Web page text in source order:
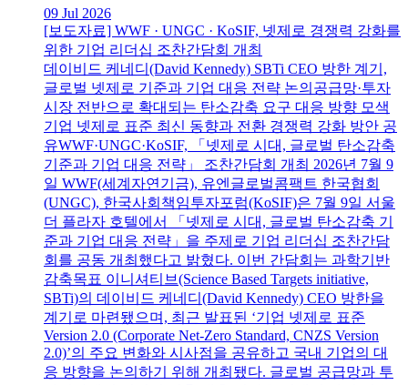
09 Jul 2026
[보도자료] WWF · UNGC · KoSIF, 넷제로 경쟁력 강화를
위한 기업 리더십 조찬간담회 개최
데이비드 케네디(David Kennedy) SBTi CEO 방한 계기,
글로벌 넷제로 기준과 기업 대응 전략 논의공급망·투자
시장 전반으로 확대되는 탄소감축 요구 대응 방향 모색
기업 넷제로 표준 최신 동향과 전환 경쟁력 강화 방안 공
유WWF·UNGC·KoSIF, 「넷제로 시대, 글로벌 탄소감축
기준과 기업 대응 전략」 조찬간담회 개최 2026년 7월 9
일 WWF(세계자연기금), 유엔글로벌콤팩트 한국협회
(UNGC), 한국사회책임투자포럼(KoSIF)은 7월 9일 서울
더 플라자 호텔에서 「넷제로 시대, 글로벌 탄소감축 기
준과 기업 대응 전략」을 주제로 기업 리더십 조찬간담
회를 공동 개최했다고 밝혔다. 이번 간담회는 과학기반
감축목표 이니셔티브(Science Based Targets initiative,
SBTi)의 데이비드 케네디(David Kennedy) CEO 방한을
계기로 마련됐으며, 최근 발표된 ‘기업 넷제로 표준
Version 2.0 (Corporate Net-Zero Standard, CNZS Version
2.0)’의 주요 변화와 시사점을 공유하고 국내 기업의 대
응 방향을 논의하기 위해 개최됐다. 글로벌 공급망과 투